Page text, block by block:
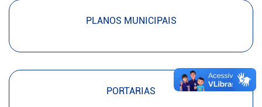
PLANOS MUNICIPAIS
PORTARIAS